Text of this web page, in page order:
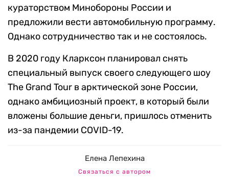
кураторством Минобороны России и
предложили вести автомобильную программу.
Однако сотрудничество так и не состоялось.
В 2020 году Кларксон планировал снять
специальный выпуск своего следующего шоу
The Grand Tour в арктической зоне России,
однако амбициозный проект, в который были
вложены большие деньги, пришлось отменить
из-за пандемии COVID-19.
Елена Лепехина
Связаться с автором